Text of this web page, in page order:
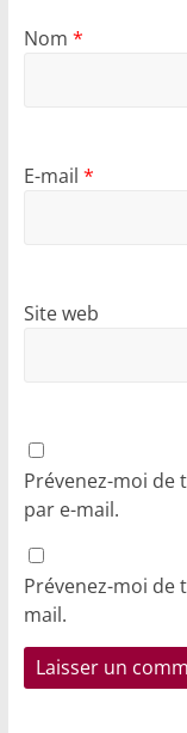
Nom *
E-mail *
Site web
Prévenez-moi de
par e-mail.
Prévenez-moi de
mail.